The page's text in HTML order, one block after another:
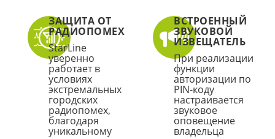
ЗАЩИТА ОТ
РАДИОПОМЕХ
StarLine
уверенно
работает в
условиях
экстремальных
городских
радиопомех,
благодаря
уникальному
ВСТРОЕННЫЙ
ЗВУКОВОЙ
ИЗВЕЩАТЕЛЬ
При реализации
функции
авторизации по
PIN-коду
настраивается
звуковое
оповещение
владельца